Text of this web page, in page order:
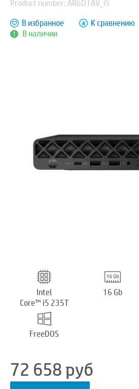
Product number: AR6D1AV_i5
В наличии
В избранное К сравнению
Intel
Core™ i5 235T
16 Gb
FreeDOS
72 658руб